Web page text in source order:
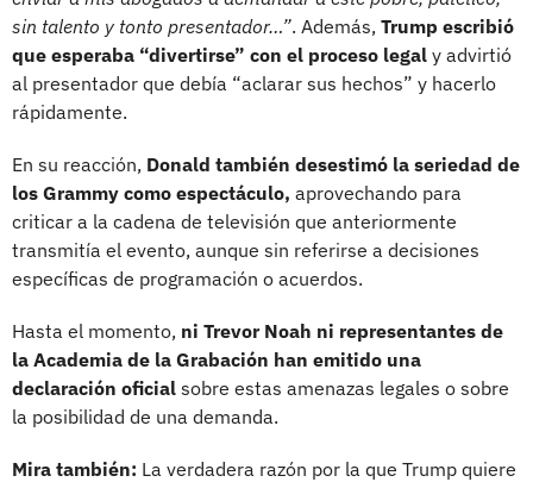
sin talento y tonto presentador…”. Además, Trump escribió
que esperaba “divertirse” con el proceso legal y advirtió
al presentador que debía “aclarar sus hechos” y hacerlo
rápidamente.
En su reacción, Donald también desestimó la seriedad de
los Grammy como espectáculo, aprovechando para
criticar a la cadena de televisión que anteriormente
transmitía el evento, aunque sin referirse a decisiones
específicas de programación o acuerdos.
Hasta el momento, ni Trevor Noah ni representantes de
la Academia de la Grabación han emitido una
declaración oficial sobre estas amenazas legales o sobre
la posibilidad de una demanda.
Mira también: La verdadera razón por la que Trump quiere